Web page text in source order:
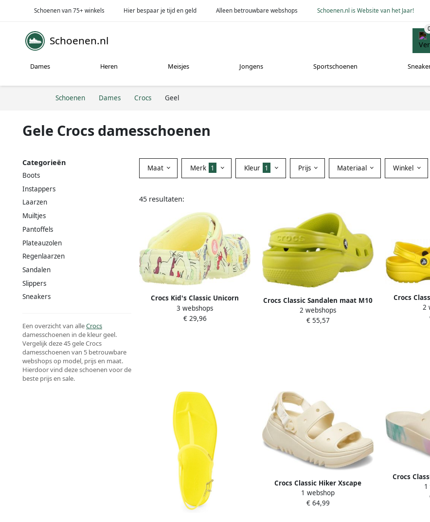
Schoenen van 75+ winkels Hier bespaar je tijd en geld Alleen betrouwbare webshops Schoenen.nl is Website van het Jaar!
Schoenen.nl
Dames Heren Meisjes Jongens Sportschoenen
Schoenen Dames Crocs Geel
Gele Crocs damesschoenen
Categorieën
Boots
Instappers
Laarzen
Muiltjes
Pantoffels
Plateauzolen
Regenlaarzen
Sandalen
Slippers
Sneakers
Een overzicht van alleCrocs
damesschoenen in de kleur geel.
Vergelijk deze 45 gele Crocs
damesschoenen van 5 betrouwbare
webshops op model, prijs en maat.
Hierdoor vind deze schoenen voor de
beste prijs en sale.
Maat Merk 1 Kleur 1 Prijs Materiaal Winkel
45 resultaten:
Crocs Kid's Classic Unicorn
Graphic Clog Sandalen maat 25-
26 beige
3 webshops
€ 29,96
Crocs Classic Sandalen maat M10
W12 rood oranje
2 webshops
€ 55,57
Crocs
2
Crocs Classic Hiker Xscape
Sandalen US M6 W8
1 webshop
€ 64,99
Crocs
1